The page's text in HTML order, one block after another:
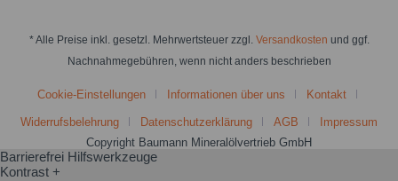
* Alle Preise inkl. gesetzl. Mehrwertsteuer zzgl. Versandkosten und ggf.
Nachnahmegebühren, wenn nicht anders beschrieben
Cookie-Einstellungen Informationen über uns Kontakt
Widerrufsbelehrung Datenschutzerklärung AGB
Impressum
Copyright Baumann Mineralölvertrieb GmbH
Barrierefrei Hilfswerkzeuge
Kontrast +